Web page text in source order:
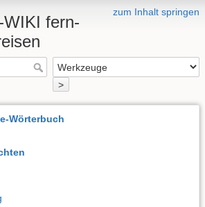
zum Inhalt springen
WIKI fern-
>
Wörterbuch